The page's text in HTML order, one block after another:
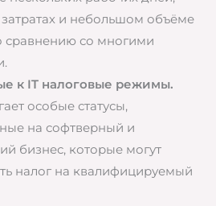
и небольшом объёме
сравнению со многими
к IT налоговые режимы.
особые статусы,
на софтверный и
бизнес, которые могут
налог на квалифицируемый